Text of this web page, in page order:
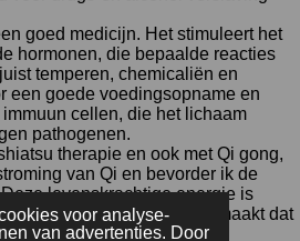
voor analyse-
van advertenties. Door
goed medicijn. Het stimuleert het
hormonen, die bepaalde reacties
temperen, chemicaliën en
een goede voedingsopname en
cellen, die het lichaam
pathogenen.
therapie en ook met Qi gong,
van Qi en bevorder ik de
levenskrachtige energie is
in het lichaam. Het maakt dat
je kunt helen!